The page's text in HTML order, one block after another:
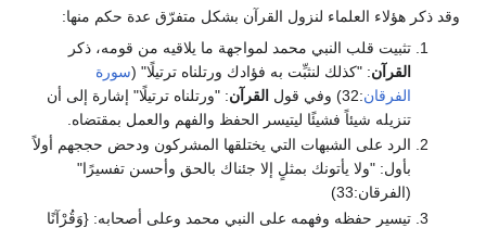
وقد ذكر هؤلاء العلماء لنزول القرآن بشكل متفرّق عدة حكم منها:
تثبيت قلب النبي محمد لمواجهة ما يلاقيه من قومه، ذكر
القرآن: "كذلك لنثبِّت به فؤادك ورتلناه ترتيلًا" (سورة
الفرقان:32) وفي قول القرآن: "ورتلناه ترتيلًا" إشارة إلى أن
تنزيله شيئاً فشيئًا ليتيسر الحفظ والفهم والعمل بمقتضاه.
الرد على الشبهات التي يختلقها المشركون ودحض حججهم أولاً
بأول: "ولا يأتونك بمثلٍ إلا جئناك بالحق وأحسن تفسيرًا"
(الفرقان:33)
تيسير حفظه وفهمه على النبي محمد وعلى أصحابه: {وَقُرْآنًا